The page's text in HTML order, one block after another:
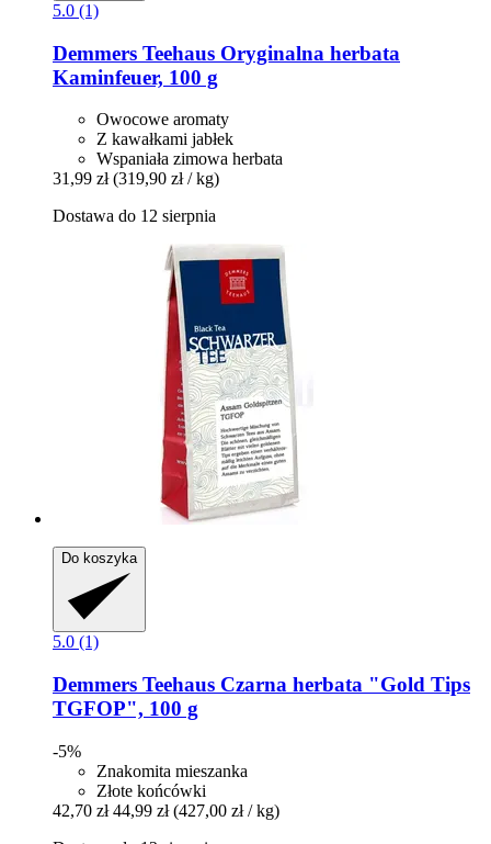
5.0 (1)
Demmers Teehaus Oryginalna herbata
Kaminfeuer, 100 g
Owocowe aromaty
Z kawałkami jabłek
Wspaniała zimowa herbata
31,99 zł (319,90 zł / kg)
Dostawa do 12 sierpnia
Do koszyka
5.0 (1)
Demmers Teehaus Czarna herbata "Gold Tips
TGFOP", 100 g
-5%
Znakomita mieszanka
Złote końcówki
42,70 zł 44,99 zł (427,00 zł / kg)